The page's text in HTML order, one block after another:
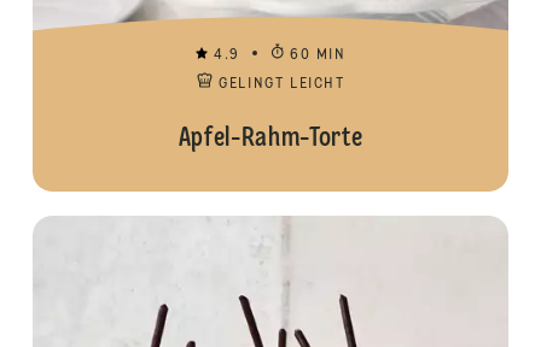
4.9
60 MIN
GELINGT LEICHT
Apfel-Rahm-Torte